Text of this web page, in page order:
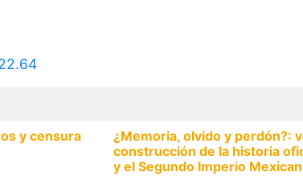
y censura
¿Memoria, olvido y perdón?:
construcción de la historia
y el Segundo Imperio